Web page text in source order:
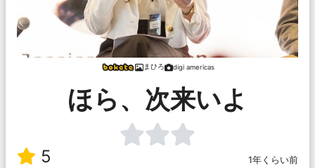
まひろ digi americas
ほら、次来いよ
5 1年くらい前